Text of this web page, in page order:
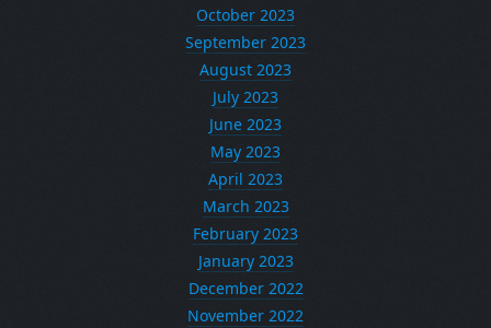
October 2023
September 2023
August 2023
July 2023
June 2023
May 2023
April 2023
March 2023
February 2023
January 2023
December 2022
November 2022